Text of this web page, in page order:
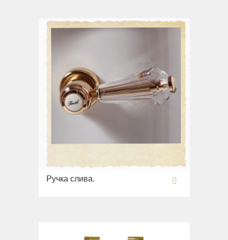
Ручка слива.